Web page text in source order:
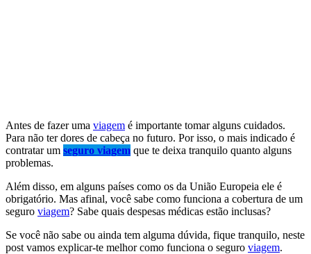
Antes de fazer uma viagem é importante tomar alguns cuidados.
Para não ter dores de cabeça no futuro. Por isso, o mais indicado é
contratar um seguro viagem que te deixa tranquilo quanto alguns
problemas.
Além disso, em alguns países como os da União Europeia ele é
obrigatório. Mas afinal, você sabe como funciona a cobertura de um
seguro viagem? Sabe quais despesas médicas estão inclusas?
Se você não sabe ou ainda tem alguma dúvida, fique tranquilo, neste
post vamos explicar-te melhor como funciona o seguro viagem.